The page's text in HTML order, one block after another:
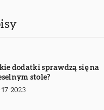
dodatki sprawdzą się na
stole?
17-2023